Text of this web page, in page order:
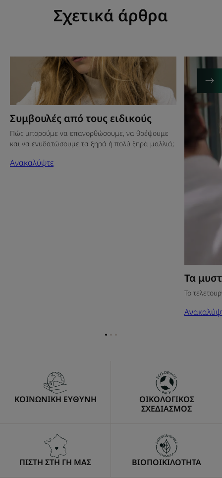
Σχετικά άρθρα
Ανακαλύψτε
Συμβουλές
τους
Συμβουλές από τους ειδικούς
Πώς μπορούμε να επανορθώσουμε, να θρέψουμε
και να ενυδατώσουμε τα ξηρά ή πολύ ξηρά μαλλιά;
Ανακαλύψτε
μυστικά
René
Τα
Το
Go
GoGo
ΚΟΙΝΩΝΙΚΗ ΕΥΘΥΝΗ
ΟΙΚΟΛΟΓΙΚΟΣ
ΣΧΕΔΙΑΣΜΟΣ
ΠΙΣΤΗ ΣΤΗ ΓΗ ΜΑΣ ΒΙΟΠΟΙΚΙΛΟΤΗΤΑ